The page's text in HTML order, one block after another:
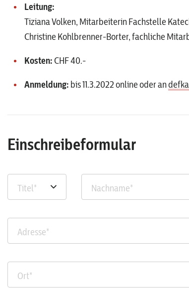
Leitung:
Tiziana Volken, Mitarbeiterin Fachstelle
Christine Kohlbrenner-Borter, fachliche
Kosten: CHF 40.-
Anmeldung: bis 11.3.2022 online oder an
Einschreibeformular
Titel* Nachname*
Adresse*
Ort*